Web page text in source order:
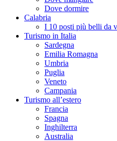
Dove dormire
Calabria
I 10 posti più belli da
Turismo in Italia
Sardegna
Emilia Romagna
Umbria
Puglia
Veneto
Campania
Turismo all’estero
Francia
Spagna
Inghilterra
Australia